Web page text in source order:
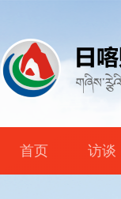
首页 访谈